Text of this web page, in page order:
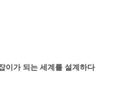
이가 되는 세계를 설계하다